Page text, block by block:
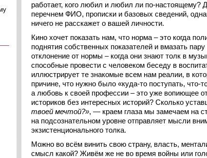
работает, кого любил и любил ли по-настоящему?
перечнем ФИО, прописки и базовых сведений,
ничего не расскажет о вашей личности.
Кино хочет показать нам, что норма – это когда
поднятия собственных показателей и вмазать
отклонение от нормы – когда они знают толк в
способные провести с человеком беседу в
иллюстрирует те знакомые всем нам реалии, в
причине, что нужно было «куда-то поступать, что-
а любовь к своей профессии – это уже вопиющее
историков без интересных историй? Сколько
твоей мечтой?», — краем глаза мы замечаем на
на подсознательном уровне отправляет мысли
экзистенционального толка.
Можно во всём винить свою страну, власть,
смысл какой? Живём же не во время войны или